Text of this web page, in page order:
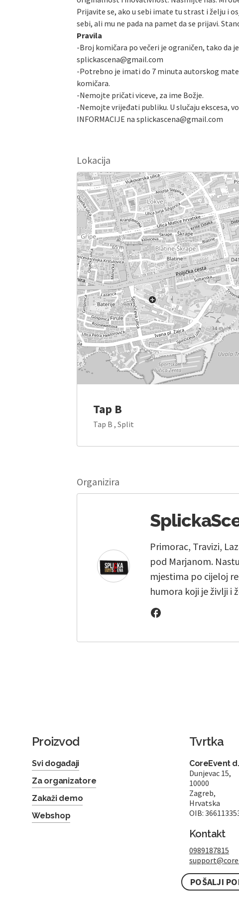
Prijavite se, ako u sebi imate tu strast i želju i
sebi, ali mu ne pada na pamet da se prijavi.
Pravila
-Broj komičara po večeri je ograničen, tako da
splickascena@gmail.com
-Potrebno je imati do 7 minuta autorskog
komičara.
-Nemojte pričati viceve, za ime Božje.
-Nemojte vrijeđati publiku. U slučaju ekscesa,
INFORMACIJE na splickascena@gmail.com
Lokacija
Tap B
Tap B , Split
Organizira
Primorac, Travizi,
pod Marjanom.
mjestima po cijeloj
humora koji je življi i
Proizvod
Svi događaji
Za organizatore
Zakaži demo
Webshop
Tvrtka
CoreEvent
Dunjevac 15,
10000
Zagreb,
Hrvatska
OIB:
Kontakt
0989187815
POŠALJI